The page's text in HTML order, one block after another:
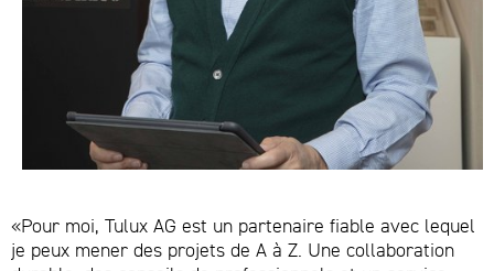
«Pour moi, Tulux AG est un partenaire fiable avec lequel
je peux mener des projets de A à Z. Une collaboration